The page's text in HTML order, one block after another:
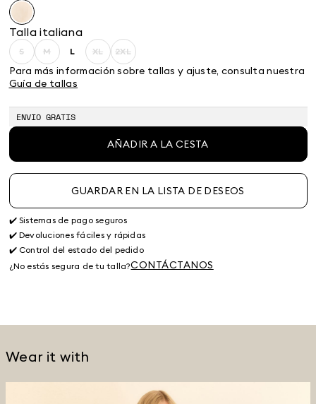
Talla italiana
SSize:
S
MSize:
M
LSize: XLSize:
XL
2XL
Size:
2XL
Para más información sobre tallas y ajuste, consulta nuestra
Guía de tallas
ENVIO GRATIS
AÑADIR A LA CESTA
GUARDAR EN LA LISTA DE DESEOS
✔️ Sistemas de pago seguros
✔️ Devoluciones fáciles y rápidas
✔️ Control del estado del pedido
¿No estás segura de tu talla?CONTÁCTANOS
Wear it with